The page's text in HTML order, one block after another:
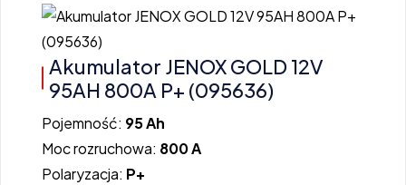
Akumulator JENOX GOLD 12V
95AH 800A P+ (095636)
Pojemność: 95 Ah
Moc rozruchowa: 800 A
Polaryzacja: P+